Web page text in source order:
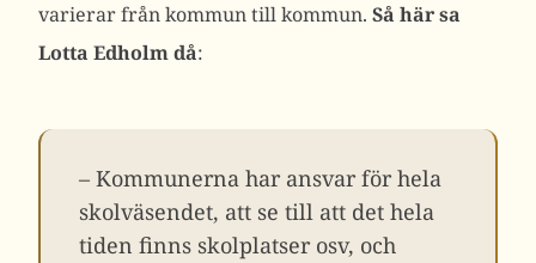
varierar från kommun till kommun. Så här sa
Lotta Edholm då:
– Kommunerna har ansvar för hela
skolväsendet, att se till att det hela
tiden finns skolplatser osv, och